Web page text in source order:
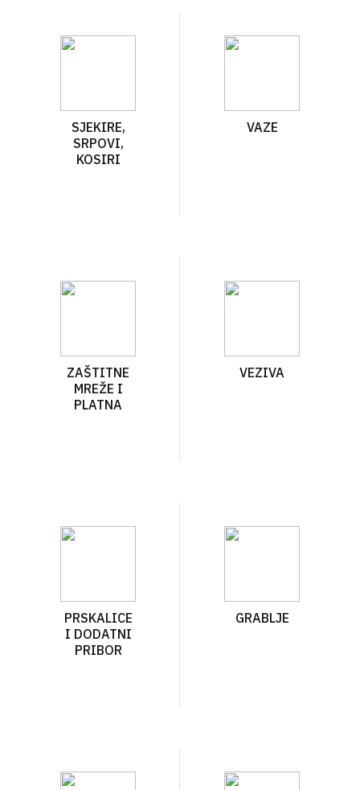
SJEKIRE,
SRPOVI,
KOSIRI
VAZE
ZAŠTITNE
MREŽE I
PLATNA
VEZIVA
PRSKALICE
I DODATNI
PRIBOR
GRABLJE